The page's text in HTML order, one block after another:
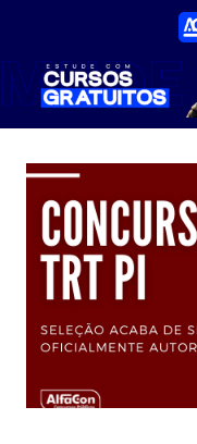
Conteúdo